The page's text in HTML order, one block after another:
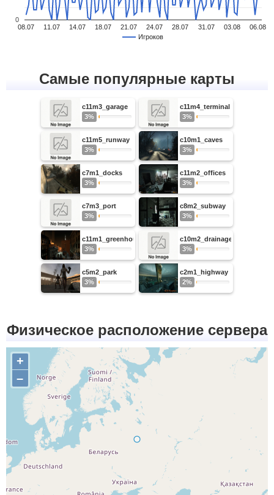
Игроков
08.07 11.07 14.07 18.07 21.07 24.07 28.07 31.07 03.08 06.08
0
Самые популярные карты
c11m3_garage
3%
c11m4_terminal
3%
c11m5_runway
3%
c10m1_caves
3%
c7m1_docks
3%
c11m2_offices
3%
c7m3_port
3%
c8m2_subway
3%
c11m1_greenhouse
3%
c10m2_drainage
3%
c5m2_park
3%
c2m1_highway
2%
Физическое расположение сервера
+
–